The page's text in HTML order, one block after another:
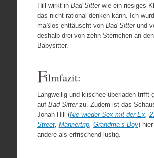
Hill wirkt in Bad Sitterwie ein riesiges
das nicht rational denken kann. Ich
maßlos enttäuscht von Bad Sitterund
deshalb drei von zehn Sternchen an den
Babysitter.
Filmfazit:
Langweilig und klischee-überladen trifft
auf Bad Sitterzu. Zudem ist das
Jonah Hill (Nie wieder Sex mit der Ex,
Street, Männertrip, Grandma’s Boy)
andere als erfrischend lustig.